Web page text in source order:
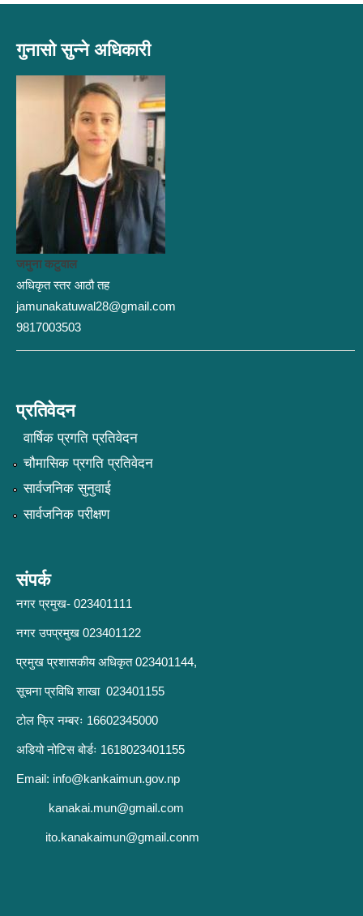
गुनासो सुन्ने अधिकारी
जमुना कटुवाल
अधिकृत स्तर आठौ तह
jamunakatuwal28@gmail.com
9817003503
प्रतिवेदन
वार्षिक प्रगति प्रतिवेदन
चौमासिक प्रगति प्रतिवेदन
सार्वजनिक सुनुवाई
सार्वजनिक परीक्षण
संपर्क
नगर प्रमुख- 023401111
नगर उपप्रमुख 023401122
प्रमुख प्रशासकीय अधिकृत 023401144,
सूचना प्रविधि शाखा 023401155
टोल फ्रि नम्बरः 16602345000
अडियो नोटिस बोर्डः 1618023401155
Email: info@kankaimun.gov.np
kanakai.mun@gmail.com
ito.kanakaimun@gmail.conm